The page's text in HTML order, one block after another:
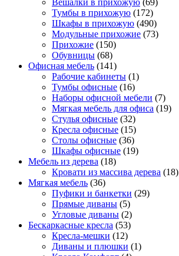
Вешалки в прихожую (69)
Тумбы в прихожую (172)
Шкафы в прихожую (490)
Модульные прихожие (73)
Прихожие (150)
Обувницы (68)
Офисная мебель (141)
Рабочие кабинеты (1)
Тумбы офисные (16)
Наборы офисной мебели (7)
Мягкая мебель для офиса (19)
Стулья офисные (32)
Кресла офисные (15)
Столы офисные (36)
Шкафы офисные (19)
Мебель из дерева (18)
Кровати из массива дерева (18)
Мягкая мебель (36)
Пуфики и банкетки (29)
Прямые диваны (5)
Угловые диваны (2)
Бескаркасные кресла (53)
Кресла-мешки (12)
Диваны и плюшки (1)